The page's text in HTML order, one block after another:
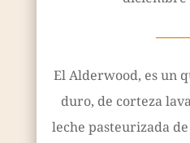
El Alderwood, es un
duro, de corteza
leche pasteurizada